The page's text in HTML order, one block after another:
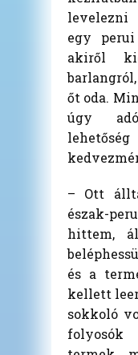
levelezni
egy perui
akiről
őt oda.
úgy
– Ott
észak-
hittem,
és a
kellett
sokkoló
folyosók